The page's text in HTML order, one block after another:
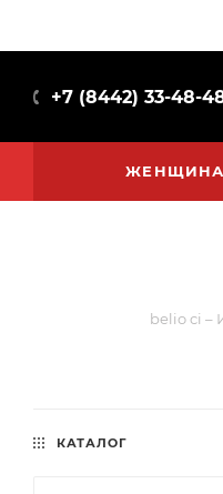
+7 (8442) 33-48-
belio ci –
КАТАЛОГ